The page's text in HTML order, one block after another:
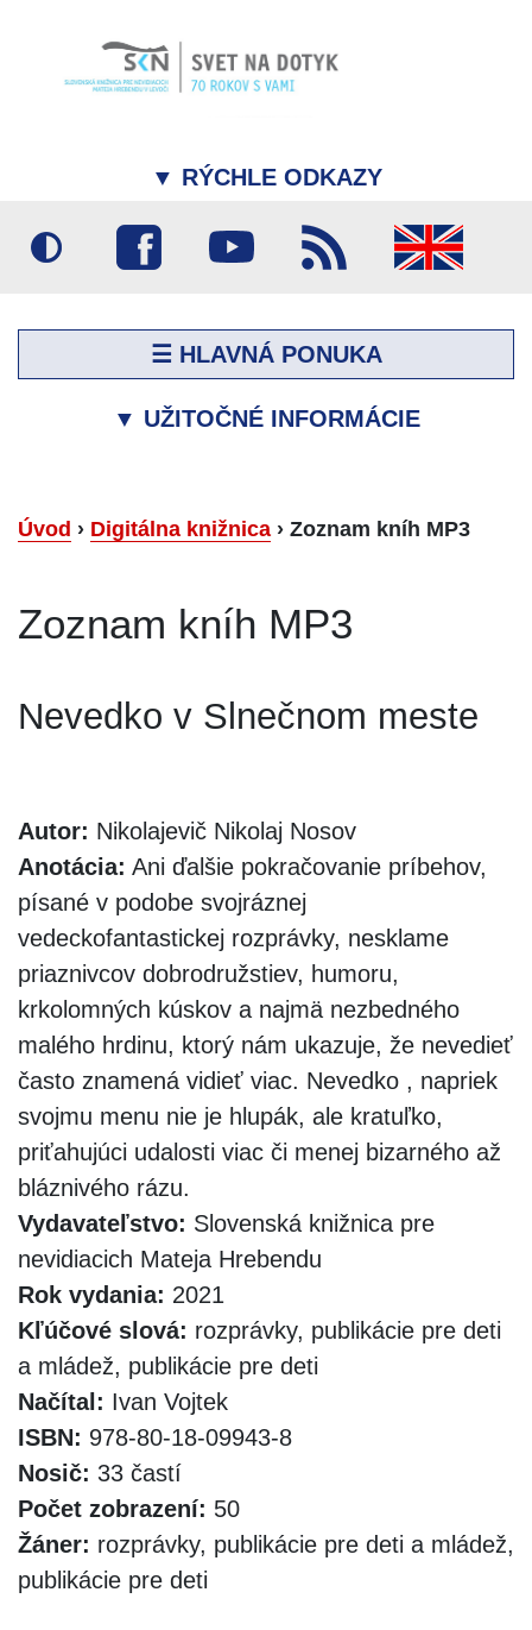
▼ RÝCHLE ODKAZY
☰ HLAVNÁ PONUKA
▼ UŽITOČNÉ INFORMÁCIE
Úvod › Digitálna knižnica › Zoznam kníh MP3
Zoznam kníh MP3
Nevedko v Slnečnom meste
Autor: Nikolajevič Nikolaj Nosov
Anotácia: Ani ďalšie pokračovanie príbehov,
písané v podobe svojráznej
vedeckofantastickej rozprávky, nesklame
priaznivcov dobrodružstiev, humoru,
krkolomných kúskov a najmä nezbedného
malého hrdinu, ktorý nám ukazuje, že nevedieť
často znamená vidieť viac. Nevedko , napriek
svojmu menu nie je hlupák, ale kratuľko,
priťahujúci udalosti viac či menej bizarného až
bláznivého rázu.
Vydavateľstvo: Slovenská knižnica pre
nevidiacich Mateja Hrebendu
Rok vydania: 2021
Kľúčové slová: rozprávky, publikácie pre deti
a mládež, publikácie pre deti
Načítal: Ivan Vojtek
ISBN: 978-80-18-09943-8
Nosič: 33 častí
Počet zobrazení: 50
Žáner: rozprávky, publikácie pre deti a mládež,
publikácie pre deti